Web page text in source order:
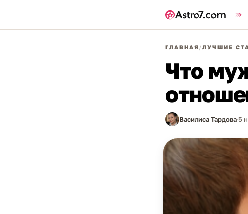
ГЛАВНАЯ /ЛУЧШИЕ
Что
Василиса Тардова 5